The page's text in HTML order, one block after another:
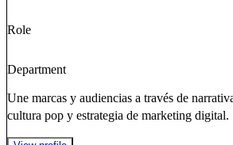
Role
Department
Une marcas y audiencias a través de
cultura pop y estrategia de marketing digital.